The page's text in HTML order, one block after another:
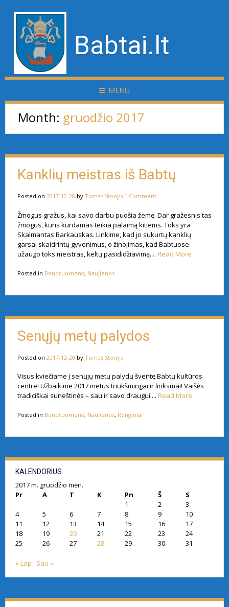
Babtai.lt
MENU
Month: gruodžio 2017
Kanklių meistras iš Babtų
Posted on 2017-12-28 by Tomas Stonys 1 Comment
Žmogus gražus, kai savo darbu puošia žemę. Dar gražesnis tas
žmogus, kuris kurdamas teikia palaimą kitiems. Toks yra
Skalmantas Barkauskas. Linkime, kad jo sukurtų kanklių
garsai skaidrintų gyvenimus, o žinojimas, kad Babtuose
užaugo toks meistras, keltų pasididžiavimą.... Read More
Posted in Bendruomenė, Naujienos
Senųjų metų palydos
Posted on 2017-12-20 by Tomas Stonys
Visus kviečiame į senųjų metų palydų šventę Babtų kultūros
centre! Užbaikime 2017 metus triukšmingai ir linksmai! Vaišės
tradiciškai suneštinės – sau ir savo draugui.... Read More
Posted in Bendruomenė, Naujienos, Renginiai
KALENDORIUS
2017 m. gruodžio mėn.
Pr
A T K Pn Š
S
1
2
3
4
5 6 7 8 9
10
11
12 13 14 15 16
17
18
19 20 21 22 23
24
25
26 27 28 29 30 31
« Lap Sau »